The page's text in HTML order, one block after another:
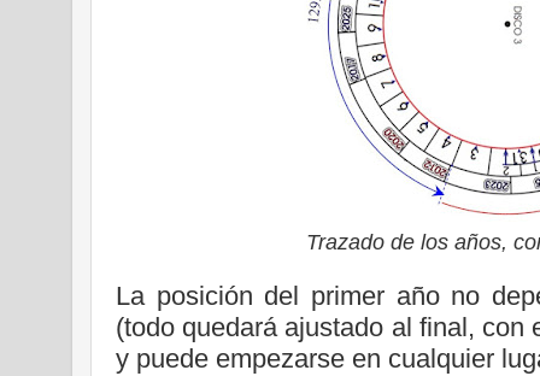
Trazado de los años,
La posición del primer año no
(todo quedará ajustado al final,
y puede empezarse en cualquier